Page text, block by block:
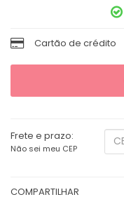
Cartão de crédito
Frete e prazo:
Não sei meu CEP
COMPARTILHAR